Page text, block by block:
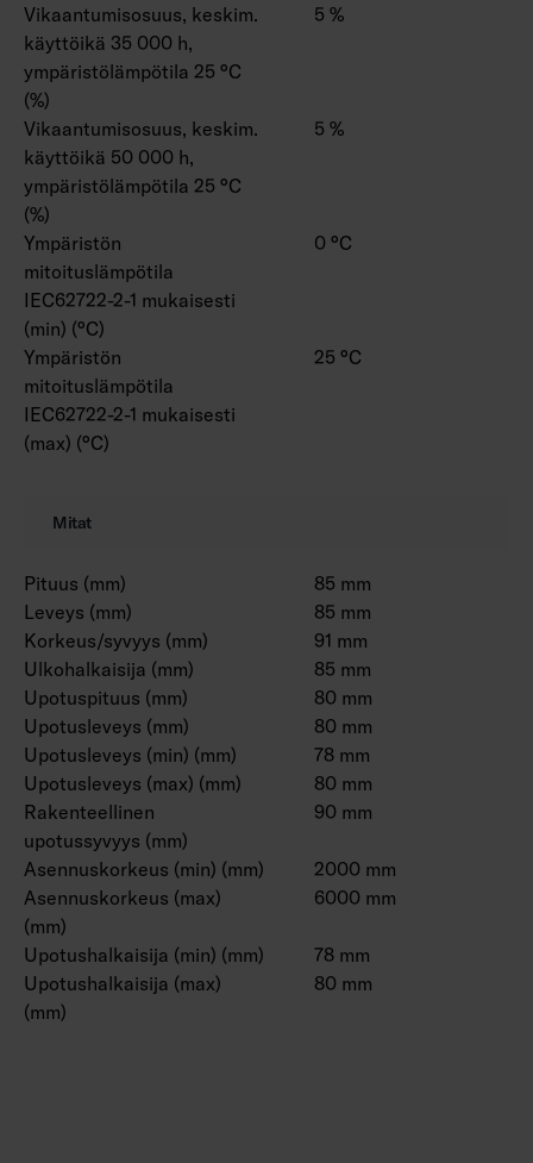
Vikaantumisosuus, keskim.
käyttöikä 35 000 h,
ympäristölämpötila 25 °C
(%)
5 %
Vikaantumisosuus, keskim.
käyttöikä 50 000 h,
ympäristölämpötila 25 °C
(%)
5 %
Ympäristön
mitoituslämpötila
IEC62722-2-1 mukaisesti
(min) (°C)
0 °C
Ympäristön
mitoituslämpötila
IEC62722-2-1 mukaisesti
(max) (°C)
25 °C
Mitat
Pituus (mm)
85 mm
Leveys (mm)
85 mm
Korkeus/syvyys (mm)
91 mm
Ulkohalkaisija (mm)
85 mm
Upotuspituus (mm)
80 mm
Upotusleveys (mm)
80 mm
Upotusleveys (min) (mm)
78 mm
Upotusleveys (max) (mm)
80 mm
Rakenteellinen
upotussyvyys (mm)
90 mm
Asennuskorkeus (min) (mm)
2000 mm
Asennuskorkeus (max)
(mm)
6000 mm
Upotushalkaisija (min) (mm)
78 mm
Upotushalkaisija (max)
(mm)
80 mm